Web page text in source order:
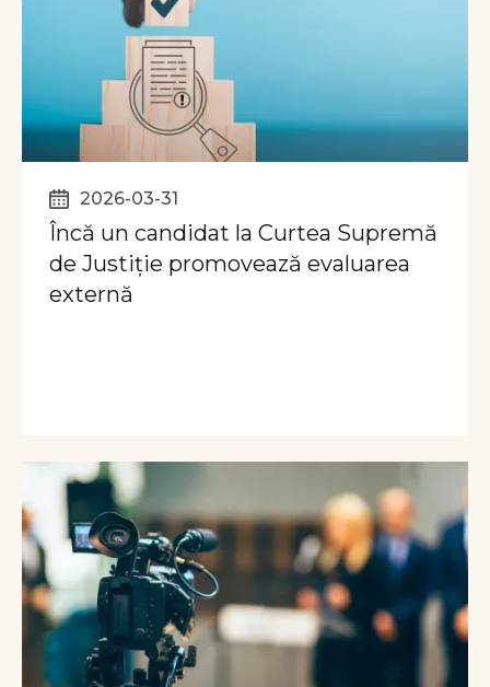
2026-03-31
Încă un candidat la Curtea Supremă
de Justiție promovează evaluarea
externă